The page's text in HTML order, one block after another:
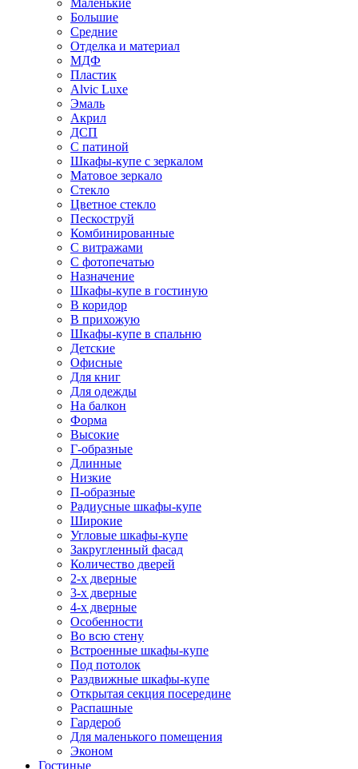
Маленькие
Большие
Средние
Отделка и материал
МДФ
Пластик
Alvic Luxe
Эмаль
Акрил
ДСП
С патиной
Шкафы-купе с зеркалом
Матовое зеркало
Стекло
Цветное стекло
Пескоструй
Комбинированные
С витражами
С фотопечатью
Назначение
Шкафы-купе в гостиную
В коридор
В прихожую
Шкафы-купе в спальню
Детские
Офисные
Для книг
Для одежды
На балкон
Форма
Высокие
Г-образные
Длинные
Низкие
П-образные
Радиусные шкафы-купе
Широкие
Угловые шкафы-купе
Закругленный фасад
Количество дверей
2-х дверные
3-х дверные
4-х дверные
Особенности
Во всю стену
Встроенные шкафы-купе
Под потолок
Раздвижные шкафы-купе
Открытая секция посередине
Распашные
Гардероб
Для маленького помещения
Эконом
Гостиные